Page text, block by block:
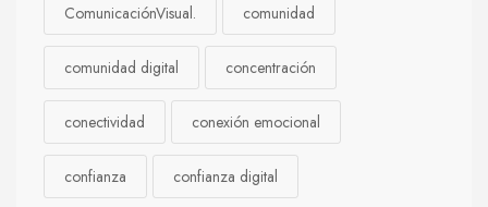
ComunicaciónVisual. comunidad
comunidad digital concentración
conectividad conexión emocional
confianza confianza digital